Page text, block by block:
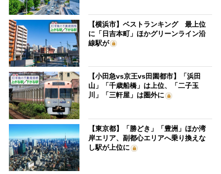
【横浜市】ベストランキング 最上位
に「日吉本町」ほかグリーンライン沿
線駅が
【小田急vs京王vs田園都市】「浜田
山」「千歳船橋」は上位、「二子玉
川」「三軒屋」は圏外に
【東京都】「勝どき」「豊洲」ほか湾
岸エリア、副都心エリアへ乗り換えな
し駅が上位に